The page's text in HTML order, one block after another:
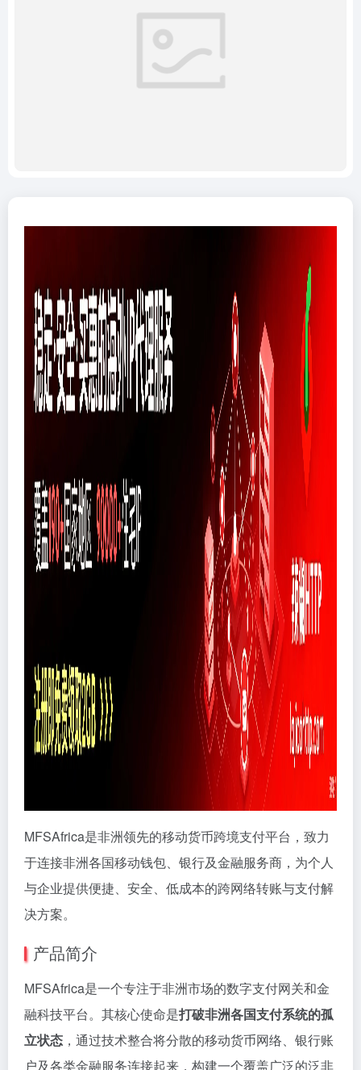
MFSAfrica是非洲领先的移动货币跨境支付平台，致力
于连接非洲各国移动钱包、银行及金融服务商，为个人
与企业提供便捷、安全、低成本的跨网络转账与支付解
决方案。
产品简介
MFSAfrica是一个专注于非洲市场的数字支付网关和金
融科技平台。其核心使命是打破非洲各国支付系统的孤
立状态 ，通过技术整合将分散的移动货币网络、银行账
户及各类金融服务连接起来，构建一个覆盖广泛的泛非